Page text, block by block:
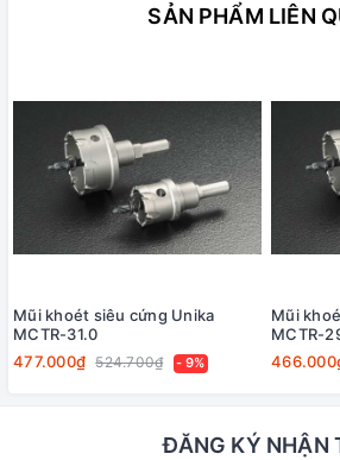
SẢN PHẨM LIÊN
Mũi khoét siêu cứng Unika
MCTR-31.0
477.000₫ 524.700₫ - 9%
Mũi
MCTR-
ĐĂNG KÝ NHẬN